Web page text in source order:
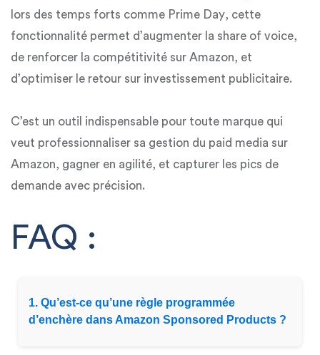
lors des temps forts comme Prime Day, cette
fonctionnalité permet d’augmenter la share of voice,
de renforcer la compétitivité sur Amazon, et
d’optimiser le retour sur investissement publicitaire.
C’est un outil indispensable pour toute marque qui
veut professionnaliser sa gestion du paid media sur
Amazon, gagner en agilité, et capturer les pics de
demande avec précision.
FAQ :
1. Qu’est-ce qu’une règle programmée
d’enchère dans Amazon Sponsored Products ?